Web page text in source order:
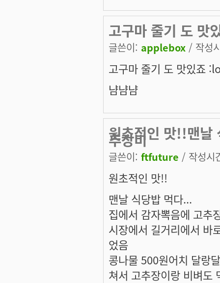
고구마 줄기 도 맛
글쓴이: applebox / 작성
고구마 줄기 도 맛있죠
냠냠냠
원초적인 맛!!맨날
추장비
글쓴이: ftfuture / 작성시
원초적인 맛!!
맨날 식당밥 먹다...
집에서 감자뽁음에 고추
시장에서 길거리에서 바
었음
콩나물 500원어치 달랑
쳐서 고추장이랑 비벼도